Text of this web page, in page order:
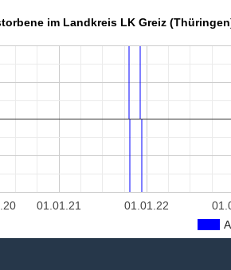
im Landkreis LK Greiz
01.01.21 01.01.22